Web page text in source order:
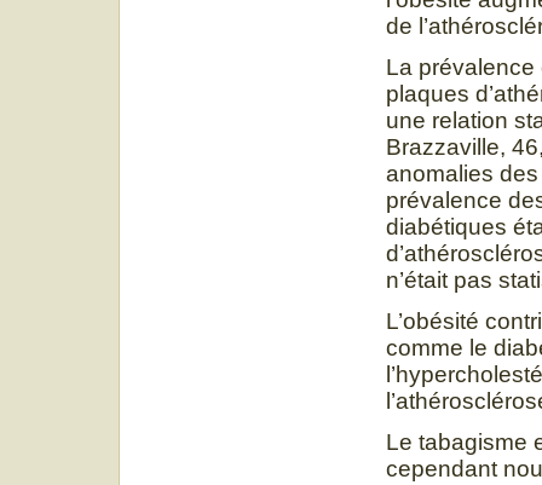
de
La
plaques
une relation
Brazzaville,
anomalies
prévalence
diabétiques
n’était pas
L’obésité
comme le
Le tabagisme
cependant